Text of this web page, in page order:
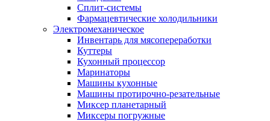
Сплит-системы
Фармацевтические холодильники
Электромеханическое
Инвентарь для мясопереработки
Куттеры
Кухонный процессор
Маринаторы
Машины кухонные
Машины протирочно-резательные
Миксер планетарный
Миксеры погружные